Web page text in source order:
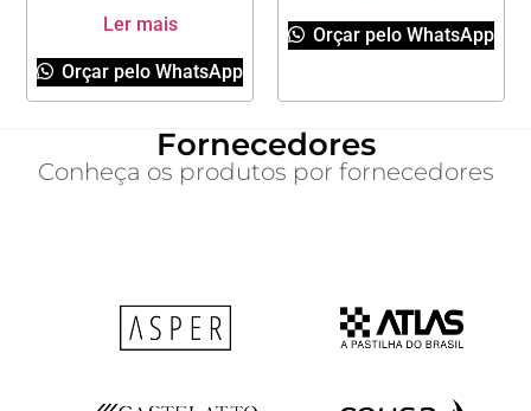
Ler mais
Orçar pelo WhatsApp
Orçar pelo WhatsApp
Fornecedores
Conheça os produtos por fornecedores